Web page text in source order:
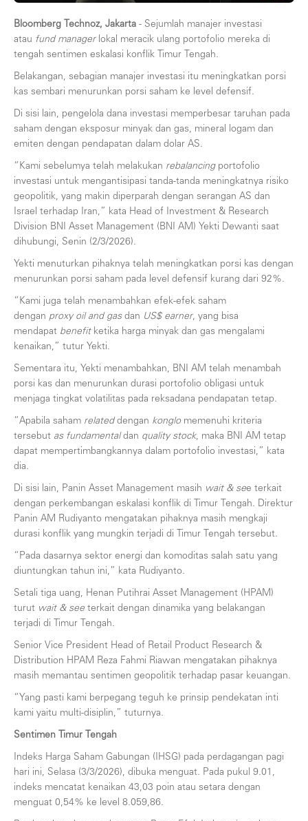
Bloomberg Technoz, Jakarta - Sejumlah manajer investasi
atau fund managerlokal meracik ulang portofolio mereka di
tengah sentimen eskalasi konflik Timur Tengah.
Belakangan, sebagian manajer investasi itu meningkatkan porsi
kas sembari menurunkan porsi saham ke level defensif.
Di sisi lain, pengelola dana investasi memperbesar taruhan pada
saham dengan eksposur minyak dan gas, mineral logam dan
emiten dengan pendapatan dalam dolar AS.
“Kami sebelumya telah melakukan rebalancingportofolio
investasi untuk mengantisipasi tanda-tanda meningkatnya risiko
geopolitik, yang makin diperparah dengan serangan AS dan
Israel terhadap Iran,” kata Head of Investment & Research
Division BNI Asset Management (BNI AM) Yekti Dewanti saat
dihubungi, Senin (2/3/2026).
Yekti menuturkan pihaknya telah meningkatkan porsi kas dengan
menurunkan porsi saham pada level defensif kurang dari 92%.
“Kami juga telah menambahkan efek-efek saham
dengan proxy oil and gasdan US$ earner, yang bisa
mendapat benefitketika harga minyak dan gas mengalami
kenaikan,” tutur Yekti.
Sementara itu, Yekti menambahkan, BNI AM telah menambah
porsi kas dan menurunkan durasi portofolio obligasi untuk
menjaga tingkat volatilitas pada reksadana pendapatan tetap.
“Apabila saham relateddengan konglo memenuhi kriteria
tersebut as fundamentaldan quality stock, maka BNI AM tetap
dapat mempertimbangkannya dalam portofolio investasi,” kata
dia.
Di sisi lain, Panin Asset Management masih wait & see terkait
dengan perkembangan eskalasi konflik di Timur Tengah. Direktur
Panin AM Rudiyanto mengatakan pihaknya masih mengkaji
durasi konflik yang mungkin terjadi di Timur Tengah tersebut.
“Pada dasarnya sektor energi dan komoditas salah satu yang
diuntungkan tahun ini,” kata Rudiyanto.
Setali tiga uang, Henan Putihrai Asset Management (HPAM)
turut wait & see terkait dengan dinamika yang belakangan
terjadi di Timur Tengah.
Senior Vice President Head of Retail Product Research &
Distribution HPAM Reza Fahmi Riawan mengatakan pihaknya
masih memantau sentimen geopolitik terhadap pasar keuangan.
“Yang pasti kami berpegang teguh ke prinsip pendekatan inti
kami yaitu multi-disiplin,” tuturnya.
Sentimen Timur Tengah
Indeks Harga Saham Gabungan (IHSG) pada perdagangan pagi
hari ini, Selasa (3/3/2026), dibuka menguat. Pada pukul 9.01,
indeks mencatat kenaikan 43,03 poin atau setara dengan
menguat 0,54% ke level 8.059,86.